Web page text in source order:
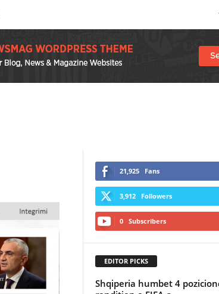
21,925 Fans
3,912 Followers
0 Subscribers
EDITOR PICKS
Shqiperia humbet 4